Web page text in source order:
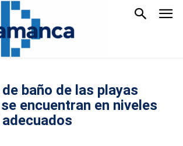
baño de las playas
encuentran en niveles